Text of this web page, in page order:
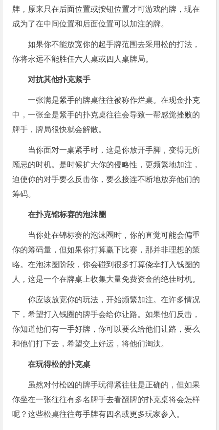
牌，原来只在后面位置或按钮位置才可游戏的牌，现在
成为了在中间位置和后面位置可以加注的牌。
如果你不能放宽你的起手牌范围去采用松的打法，
你将永远不能胜任六人桌或四人桌牌局。
对抗其他扑克紧手
一张满是紧手的牌桌往往被称作烂桌。在现金扑克
中，一张全是紧手的扑克桌往往会导致一帮感觉挫败的
牌手，牌局很快就会解散。
当你面对一桌紧手时，这是你放开手脚，变得无所
顾忌的时机。是时候扩大你的侵略性，更频繁地加注，
迫使你的对手要么反击你，要么接连不断地放弃他们的
筹码。
在扑克锦标赛的泡沫圈
当你处在锦标赛的泡沫圈时，你的直觉可能会偏重
你的筹码量，但如果你打算赢下比赛，那并非理想的策
略。在泡沫圈阶段，你会碰到很多打算侥幸打入钱圈的
人，这是一个在牌桌上收集大量免费资金的绝佳时机。
你应该放宽你的玩法，开始频繁加注。在许多情况
下，希望打入钱圈的牌手会给你让路。如果他们反击，
你知道他们有一手好牌，你可以要么给他们让路，要么
和他们打下去，希望交上好运，将他们淘汰。
在玩得松的扑克桌
虽然对付松凶的牌手玩得紧往往是正确的，但如果
你坐在一张往往有多名牌手去看翻牌的扑克桌将会怎样
呢？这些松桌往往每手牌有四名或更多玩家参入。